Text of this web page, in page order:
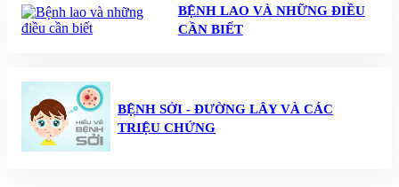
BỆNH LAO VÀ NHỮNG ĐIỀU
CẦN BIẾT
BỆNH SỞI - ĐƯỜNG LÂY VÀ CÁC
TRIỆU CHỨNG